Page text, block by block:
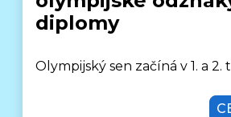
diplomy
Olympijský sen začíná v 1. a 2.